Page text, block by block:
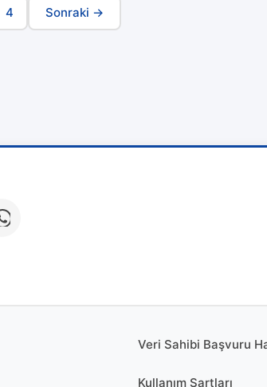
Sayfa
4 Sonraki →
Veri Sahibi Başvuru
Kullanım Şartları